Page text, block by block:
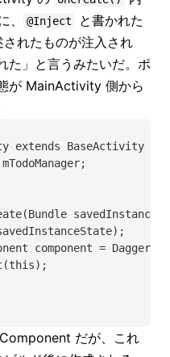
、 @Inject
と書かれた
されたものが注入され
た」と言うみたいだ。ポ
が MainActivity 側から
extends BaseActivity {
component =
だが、これ